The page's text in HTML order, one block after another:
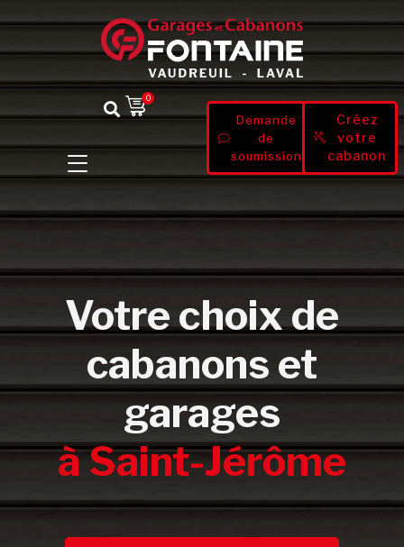
0
Demande
de
soumission
Créez
votre
cabanon
Votre choix de
cabanons et
garages
à Saint-Jérôme